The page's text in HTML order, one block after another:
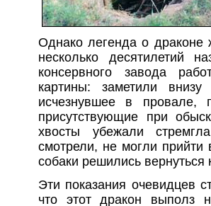
Однако легенда о драконе
несколько десятилетий
консервного завода
картины: заметили
исчезнувшее в провале,
присутствующие при
хвосты убежали
смотрели, не могли
собаки решились
Эти показания очевидцев
что этот дракон